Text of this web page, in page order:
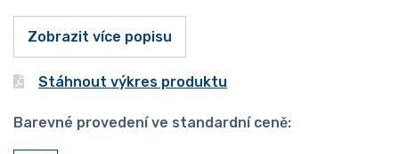
Zobrazit více popisu
Stáhnout výkres produktu
Barevné provedení ve standardní ceně: